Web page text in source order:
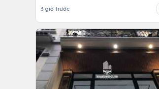
3 giờ trước